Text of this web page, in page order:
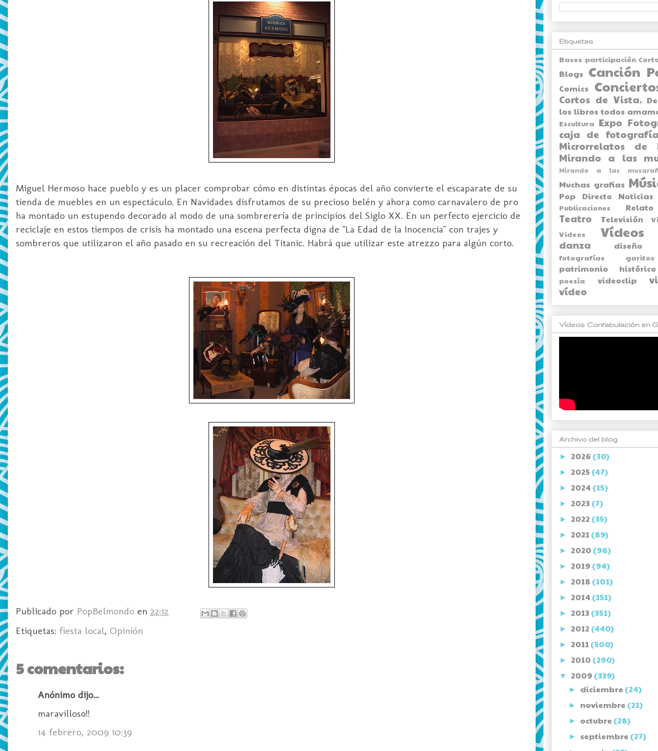
Miguel Hermoso hace pueblo y es un placer comprobar cómo en distintas épocas del año convierte el escaparate de su
tienda de muebles en un espectáculo. En Navidades disfrutamos de su precioso belén y ahora como carnavalero de pro
ha montado un estupendo decorado al modo de una sombrerería de principios del Siglo XX. En un perfecto ejercicio de
reciclaje en estos tiempos de crisis ha montado una escena perfecta digna de "La Edad de la Inocencia" con trajes y
sombreros que utilizaron el año pasado en su recreación del Titanic. Habrá que utilizar este atrezzo para algún corto.
Publicado por PopBelmondo en 22:12
Etiquetas: fiesta local, Opinión
5 comentarios:
Anónimo dijo...
maravilloso!!
14 febrero, 2009 10:39
Etiquetas
Bases participación
Blogs Canción
Comics
Cortos de Vista.
los libros todos
Escultura Expo
caja de
Microrrelatos de
Mirando a las
Mirando a las
Muchas grafias
Pop Directo Noticias
Publicaciones Relato
Teatro Televisión
Videos
Vídeos
danza diseño
fotografías garitos
patrimonio histórico
poesía videoclip
vídeo
Vídeos Confabulación en
Archivo del blog
► 2026 (30)
► 2025 (47)
► 2024 (15)
► 2023 (7)
► 2022 (35)
► 2021 (89)
► 2020 (96)
► 2019 (94)
► 2018 (101)
► 2014 (151)
► 2013 (351)
► 2012 (440)
► 2011 (500)
► 2010 (290)
▼ 2009 (339)
► diciembre (24)
► noviembre (21)
► octubre (28)
► septiembre (27)